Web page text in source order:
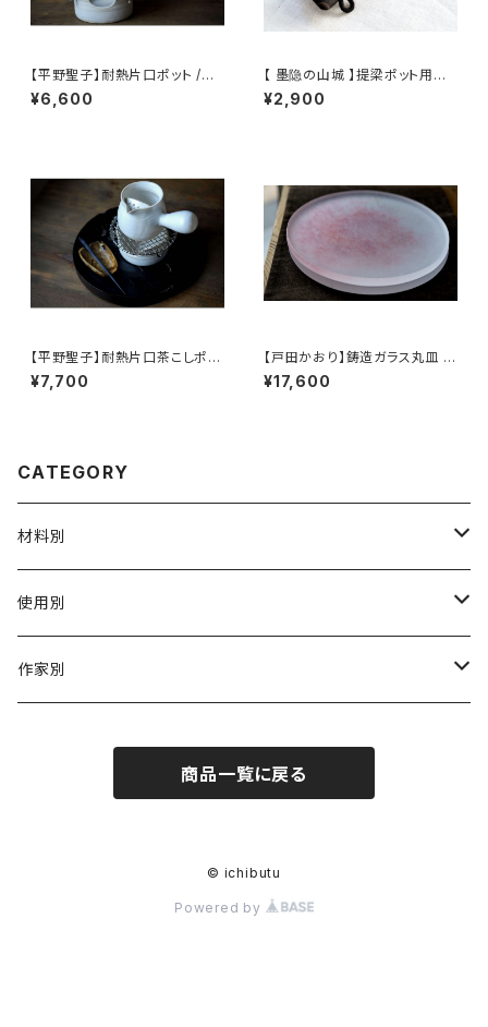
【平野聖子】耐熱片口ポット /
【Masako Hirano】heat-resi
stant spout pot
¥6,600
【 墨隐の山城 】提梁ポット用の
ホットマット
¥2,900
【平野聖子】耐熱片口茶こしポッ
ト / 【Masako Hirano】Heat-r
esistant spout tea strainer
¥7,700
【戸田かおり】鋳造ガラス丸皿 /
【kaoritoda】Cast Glass Rou
nd Plate
¥17,600
CATEGORY
材料別
陶磁器
ガラス
使用別
茶壺 急须 土瓶
作家別
商品一覧に戻る
© ichibutu
Powered by